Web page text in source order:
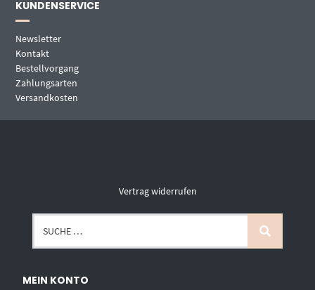
KUNDENSERVICE
Newsletter
Kontakt
Bestellvorgang
Zahlungsarten
Versandkosten
Vertrag widerrufen
MEIN KONTO